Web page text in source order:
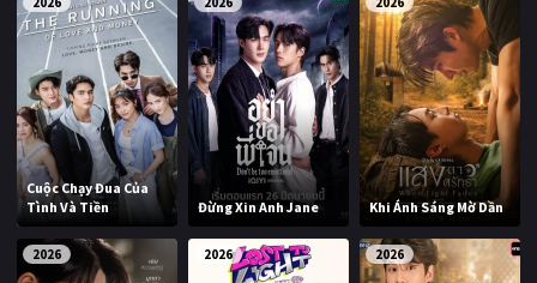
Cuộc Chạy Đua Của
Tình Và Tiền
Đừng Xin Anh Jane Khi Ánh Sáng Mờ Dần
2026 2026 2026